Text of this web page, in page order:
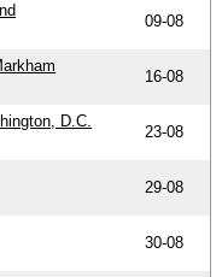
09-08
16-08
D.C.
23-08
29-08
30-08